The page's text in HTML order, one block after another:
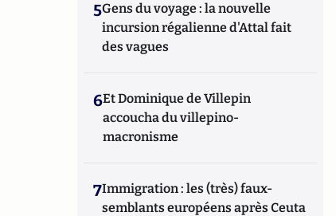
5Gens du voyage : la nouvelle
incursion régalienne d'Attal fait
des vagues
6Et Dominique de Villepin
accoucha du villepino-
macronisme
7Immigration : les (très) faux-
semblants européens après Ceuta